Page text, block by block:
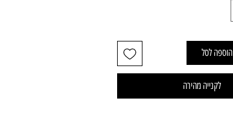
הוספה לסל
לקנייה מהירה